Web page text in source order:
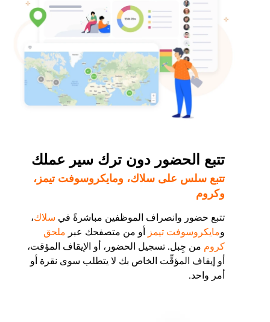
تتبع الحضور دون ترك سير عملك
تتبع سلس على سلاك، ومايكروسوفت تيمز،
وكروم
تتبع حضور وانصراف الموظفين مباشرةً في سلاك،
ومايكروسوفت تيمز أو من متصفحك عبر ملحق
كروم من جِبل. تسجيل الحضور، أو الإيقاف المؤقت،
أو إيقاف المؤقِّت الخاص بك لا يتطلب سوى نقرة أو
أمر واحد.